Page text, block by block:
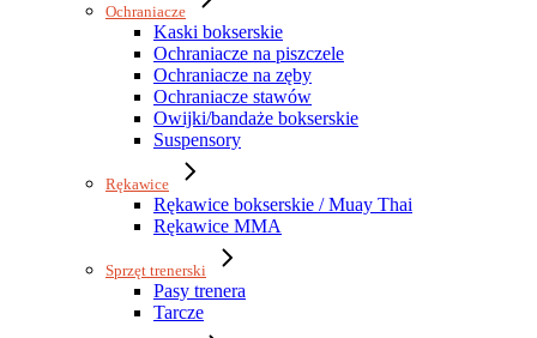
Ochraniacze
Kaski bokserskie
Ochraniacze na piszczele
Ochraniacze na zęby
Ochraniacze stawów
Owijki/bandaże bokserskie
Suspensory
Rękawice
Rękawice bokserskie / Muay Thai
Rękawice MMA
Sprzęt trenerski
Pasy trenera
Tarcze